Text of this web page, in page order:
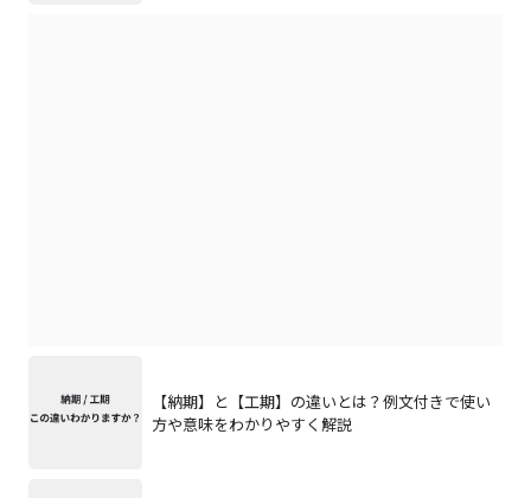
【納期】と【工期】の違いとは？例文付きで使い
方や意味をわかりやすく解説